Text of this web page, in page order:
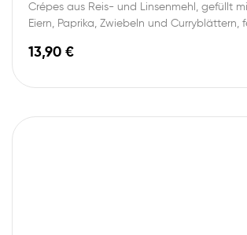
Crépes aus Reis- und Linsenmehl, gefüllt
Eiern, Paprika, Zwiebeln und Curryblättern,
13,90 €